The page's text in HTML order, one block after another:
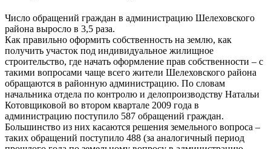
Число обращений граждан в администрацию Шелеховского
района выросло в 3,5 раза.
Как правильно оформить собственность на землю, как
получить участок под индивидуальное жилищное
строительство, где начать оформление прав собственности – с
такими вопросами чаще всего жители Шелеховского района
обращаются в районную администрацию. По словам
начальника отдела по контролю и делопроизводству Натальи
Котовщиковой во втором квартале 2009 года в
администрацию поступило 587 обращений граждан.
Большинство из них касаются решения земельного вопроса –
таких обращений поступило 488 (за аналогичный период